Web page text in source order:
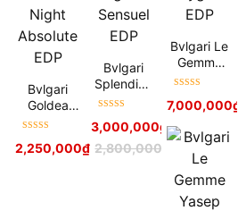
Bvlgari
Goldea
The
Night
hạng5sao 2,800,000
2,250,000₫
Bvlgari
Splendida
Magnolia
EDP
hạng5sao 3,400,000
3,000,000₫
Bvlgari Le
Gemme
Tygar EDP
hạng5sao
7,000,000₫